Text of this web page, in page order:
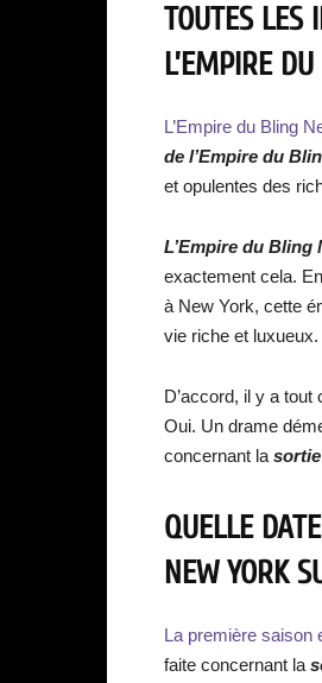
TOUTES LES
L’EMPIRE
L’Empire du Bling
de l’Empire du
et opulentes des
L’Empire du Bling
exactement cela.
à New York, cette
vie riche et luxueux.
D’accord, il y a
Oui. Un drame
concernant la
QUELLE
NEW YORK
La première saison
faite concernant la